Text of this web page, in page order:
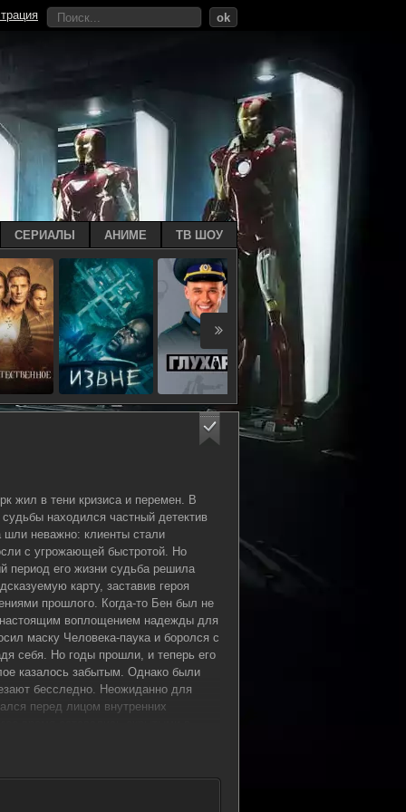
жил в тени кризиса и перемен. В
находился частный детектив
неважно: клиенты стали
с угрожающей быстротой. Но
период его жизни судьба решила
карту, заставив героя
прошлого. Когда-то Бен был не
настоящим воплощением надежды для
маску Человека-паука и боролся с
себя. Но годы прошли, и теперь его
казалось забытым. Однако были
бесследно. Неожиданно для
перед лицом внутренних
день становился для него
на вопросы, которые он
прошлого возвращались,
ok
СЕРИАЛЫ АНИМЕ ТВ ШОУ